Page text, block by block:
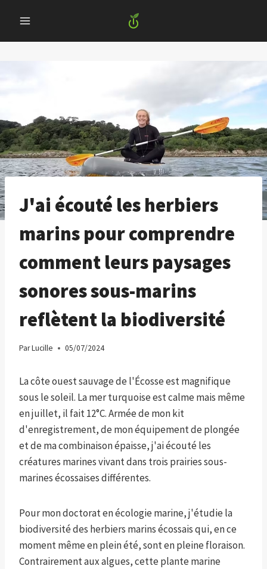
content
J'ai écouté les herbiers
marins pour comprendre
comment leurs paysages
sonores sous-marins
reflètent la biodiversité
ParLucille 05/07/2024
La côte ouest sauvage de l'Écosse est magnifique
sous le soleil. La mer turquoise est calme mais même
en juillet, il fait 12°C. Armée de mon kit
d'enregistrement, de mon équipement de plongée
et de ma combinaison épaisse, j'ai écouté les
créatures marines vivant dans trois prairies sous-
marines écossaises différentes.
Pour mon doctorat en écologie marine, j'étudie la
biodiversité des herbiers marins écossais qui, en ce
moment même en plein été, sont en pleine floraison.
Contrairement aux algues, cette plante marine